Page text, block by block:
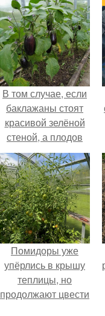
В том случае, если
баклажаны стоят
красивой зелёной
стеной, а плодов
почти не видно -
радоваться тут
нечему.
Помидоры уже
упёрлись в крышу
теплицы, но
продолжают цвести